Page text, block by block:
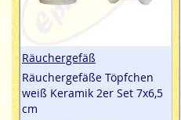
Räuchergefäß
Räuchergefäße Töpfchen
weiß Keramik 2er Set 7x6,5
cm